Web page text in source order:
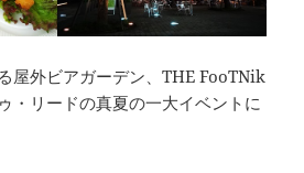
屋外ビアガーデン、THE FooTNik
・リードの真夏の一大イベントに